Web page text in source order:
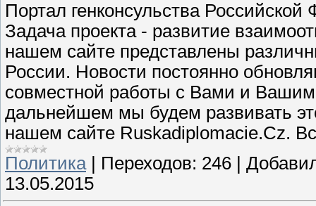
Портал генконсульства
Задача проекта - развитие
нашем сайте представлены
России. Новости постоянно
совместной работы с Вами и
дальнейшем мы будем развивать
нашем сайте Ruskadiplomacie.Cz.
Политика| Переходов: 246
13.05.2015